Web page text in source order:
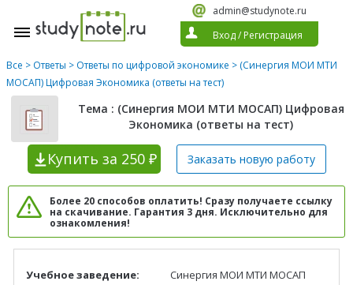
admin@studynote.ru
Вход/ Регистрация
Все > Ответы > Ответы по цифровой экономике > (Синергия МОИ МТИ
МОСАП) Цифровая Экономика (ответы на тест)
Тема : (Синергия МОИ МТИ МОСАП) Цифровая
Экономика (ответы на тест)
Купить за 250 ₽ Заказать новую работу
Более 20 способов оплатить! Сразу получаете ссылку
на скачивание. Гарантия 3 дня. Исключительно для
ознакомления!
Учебное заведение:
Синергия МОИ МТИ МОСАП